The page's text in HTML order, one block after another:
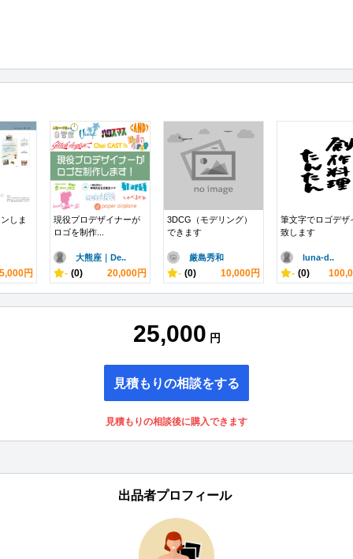
しま
円
現役プロデザイナーが
ロゴを制作...
大熊座｜De..
- (0) 20,000円
3DCG（モデリング）
できます
厳島秀和
- (0) 10,000円
筆文字でロゴデザ
致します
luna-d..
- (0)
25,000 円
見積もりの相談をする
見積もりの相談後に購入できます
出品者プロフィール